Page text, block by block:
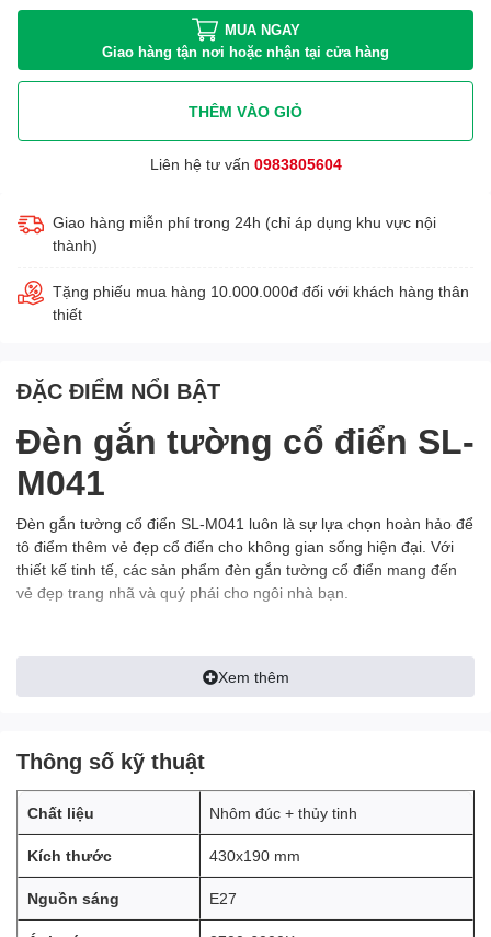
MUA NGAY
Giao hàng tận nơi hoặc nhận tại cửa hàng
THÊM VÀO GIỎ
Liên hệ tư vấn 0983805604
Giao hàng miễn phí trong 24h (chỉ áp dụng khu vực nội
thành)
Tặng phiếu mua hàng 10.000.000đ đối với khách hàng thân
thiết
ĐẶC ĐIỂM NỔI BẬT
Đèn gắn tường cổ điển SL-
M041
Đèn gắn tường cổ điển SL-M041 luôn là sự lựa chọn hoàn hảo để
tô điểm thêm vẻ đẹp cổ điển cho không gian sống hiện đại. Với
thiết kế tinh tế, các sản phẩm đèn gắn tường cổ điển mang đến
vẻ đẹp trang nhã và quý phái cho ngôi nhà bạn.
Xem thêm
Thông số kỹ thuật
Chất liệu Nhôm đúc + thủy tinh
Kích thước 430x190 mm
Nguồn sáng E27